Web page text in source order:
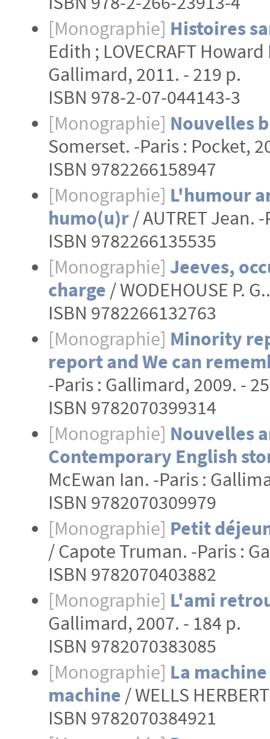
[Monographie] Histoires
Edith ; LOVECRAFT
Gallimard, 2011. - 219 p.
ISBN 978-2-07-044143-3
[Monographie] Nouvelles
Somerset. -Paris : Pocket,
ISBN 9782266158947
[Monographie] L'humour
humo(u)r/ AUTRET Jean.
ISBN 9782266135535
[Monographie] Jeeves,
charge / WODEHOUSE P.
ISBN 9782266132763
[Monographie] Minority
report and We can
-Paris : Gallimard, 2009. -
ISBN 9782070399314
[Monographie] Nouvelles
Contemporary English
McEwan Ian. -Paris :
ISBN 9782070309979
[Monographie] Petit
/ Capote Truman. -Paris :
ISBN 9782070403882
[Monographie] L'ami
Gallimard, 2007. - 184 p.
ISBN 9782070383085
[Monographie] La
machine / WELLS
ISBN 9782070384921